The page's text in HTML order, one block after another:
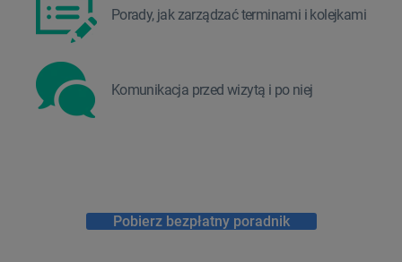
Porady, jak zarządzać terminami i kolejkami
Komunikacja przed wizytą i po niej
Pobierz bezpłatny poradnik